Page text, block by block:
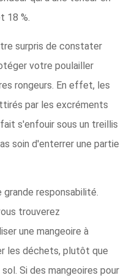
18 %.
surpris de constater
votre poulailler
rongeurs. En effet, les
par les excréments
s'enfouir sous un treillis
soin d'enterrer une partie
responsabilité.
trouverez
une mangeoire à
les déchets, plutôt que
Si des mangeoires pour